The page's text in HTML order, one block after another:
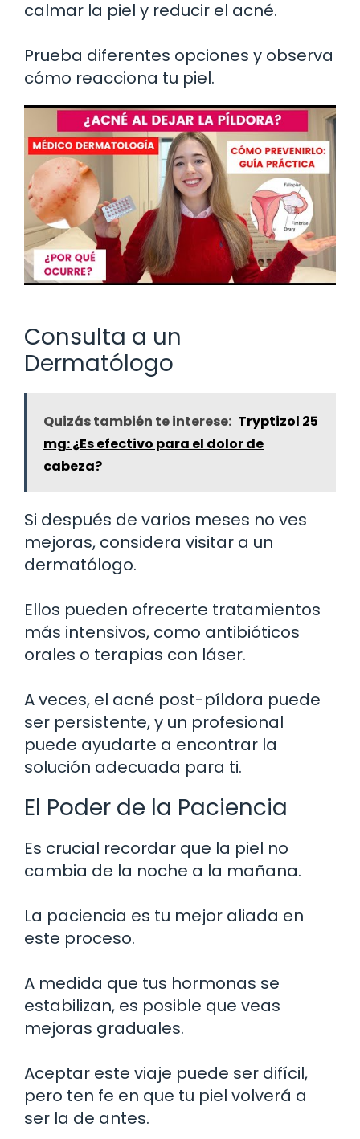
calmar la piel y reducir el acné.
Prueba diferentes opciones y observa
cómo reacciona tu piel.
Consulta a un
Dermatólogo
Quizás también te interese: Tryptizol 25
mg: ¿Es efectivo para el dolor de
cabeza?
Si después de varios meses no ves
mejoras, considera visitar a un
dermatólogo.
Ellos pueden ofrecerte tratamientos
más intensivos, como antibióticos
orales o terapias con láser.
A veces, el acné post-píldora puede
ser persistente, y un profesional
puede ayudarte a encontrar la
solución adecuada para ti.
El Poder de la Paciencia
Es crucial recordar que la piel no
cambia de la noche a la mañana.
La paciencia es tu mejor aliada en
este proceso.
A medida que tus hormonas se
estabilizan, es posible que veas
mejoras graduales.
Aceptar este viaje puede ser difícil,
pero ten fe en que tu piel volverá a
ser la de antes.